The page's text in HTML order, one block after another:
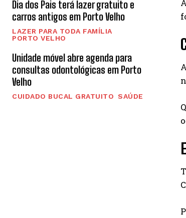
Dia dos Pais terá lazer gratuito e
carros antigos em Porto Velho
LAZER PARA TODA FAMÍLIA
PORTO VELHO
Unidade móvel abre agenda para
consultas odontológicas em Porto
Velho
CUIDADO BUCAL GRATUITO SAÚDE
A